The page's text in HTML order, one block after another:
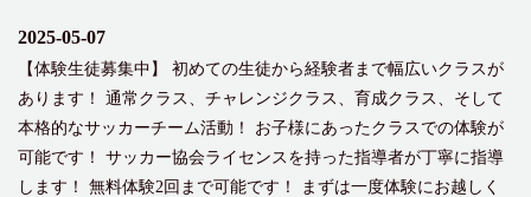
2025-05-07
【体験生徒募集中】 初めての生徒から経験者まで幅広いクラスが
あります！ 通常クラス、チャレンジクラス、育成クラス、そして
本格的なサッカーチーム活動！ お子様にあったクラスでの体験が
可能です！ サッカー協会ライセンスを持った指導者が丁寧に指導
します！ 無料体験2回まで可能です！ まずは一度体験にお越しく